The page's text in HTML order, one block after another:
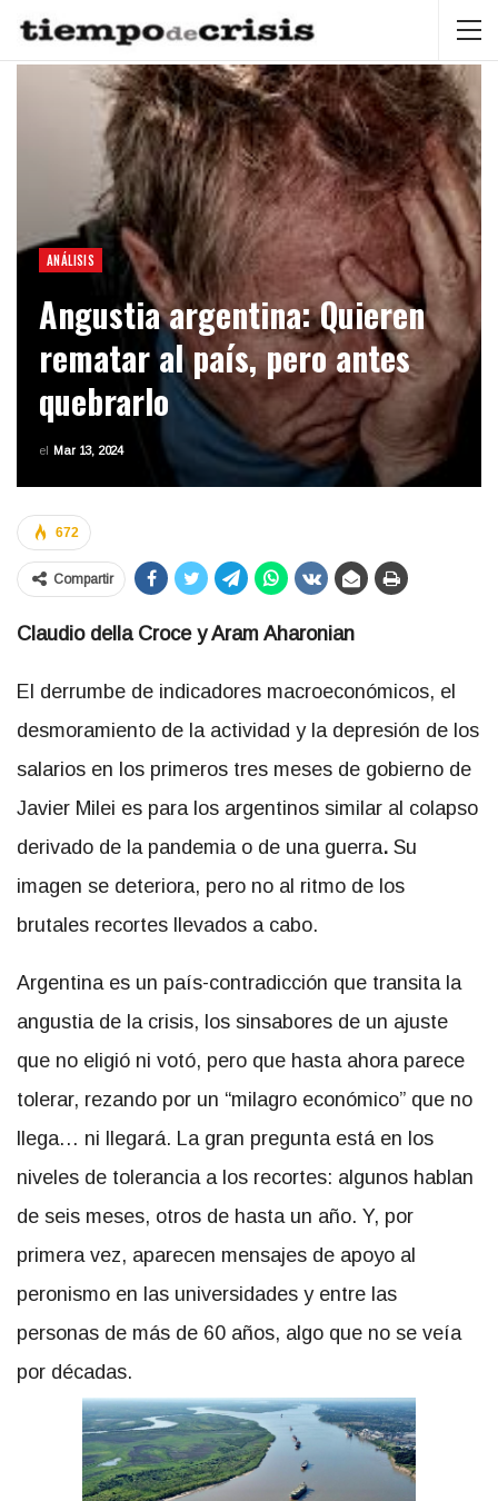
ANÁLISIS
Angustia argentina: Quieren
rematar al país, pero antes
quebrarlo
el Mar 13, 2024
672
Compartir
Claudio della Crocey Aram Aharonian
El derrumbe de indicadores macroeconómicos, el
desmoramiento de la actividad y la depresión de los
salarios en los primeros tres meses de gobierno de
Javier Milei es para los argentinos similar al colapso
derivado de la pandemia o de una guerra. Su
imagen se deteriora, pero no al ritmo de los
brutales recortes llevados a cabo.
Argentina es un país-contradicción que transita la
angustia de la crisis, los sinsabores de un ajuste
que no eligió ni votó, pero que hasta ahora parece
tolerar, rezando por un “milagro económico” que no
llega… ni llegará. La gran pregunta está en los
niveles de tolerancia a los recortes: algunos hablan
de seis meses, otros de hasta un año. Y, por
primera vez, aparecen mensajes de apoyo al
peronismo en las universidades y entre las
personas de más de 60 años, algo que no se veía
por décadas.